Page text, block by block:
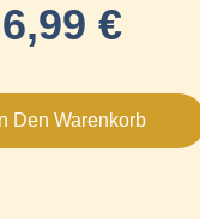
6,99 €
In Den Warenkorb